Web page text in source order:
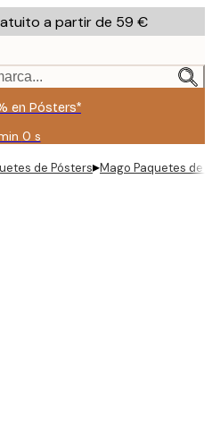
a partir de 59 €
en Pósters*
0 s
Válido
hasta:
2026-de Pósters▸Mago Paquetes de